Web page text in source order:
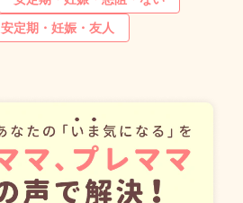
安定期・妊娠・友人